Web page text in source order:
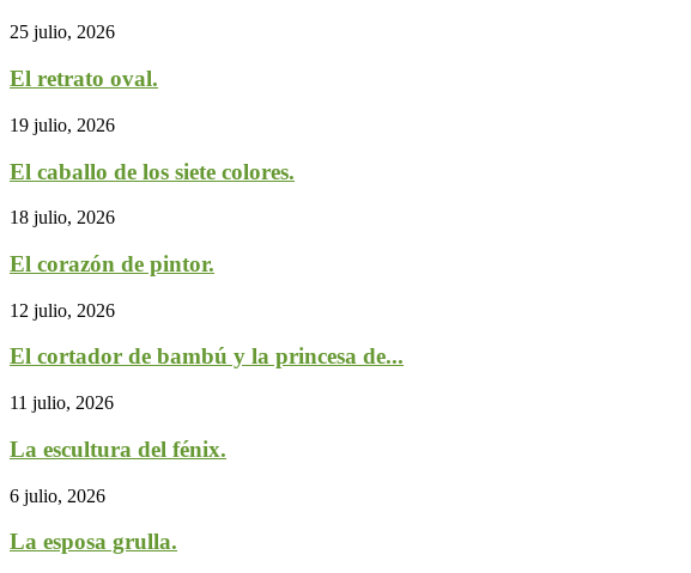
25 julio, 2026
El retrato oval.
19 julio, 2026
El caballo de los siete colores.
18 julio, 2026
El corazón de pintor.
12 julio, 2026
El cortador de bambú y la princesa de...
11 julio, 2026
La escultura del fénix.
6 julio, 2026
La esposa grulla.